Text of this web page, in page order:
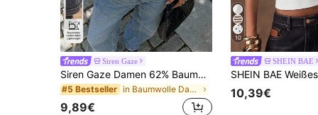
Siren Gaze
Siren Gaze Damen 62% Baumwolle Schneeflocke Washed Blumen Grau Trägershirt - Lässiges Sommer Top für Dates, Western Festivals, atmungsaktive Retro Y2K Streetwear & Rave Wear, perfekt für Frühling/Sommer Club, Gym, Festivals & Alltag
#5 Bestseller in Baumwolle Damen Tank Tops & Camis
9,89€
10
SHEIN BAE
10,39€